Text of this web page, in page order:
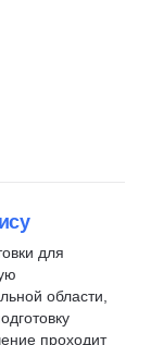
для
области,
проходит